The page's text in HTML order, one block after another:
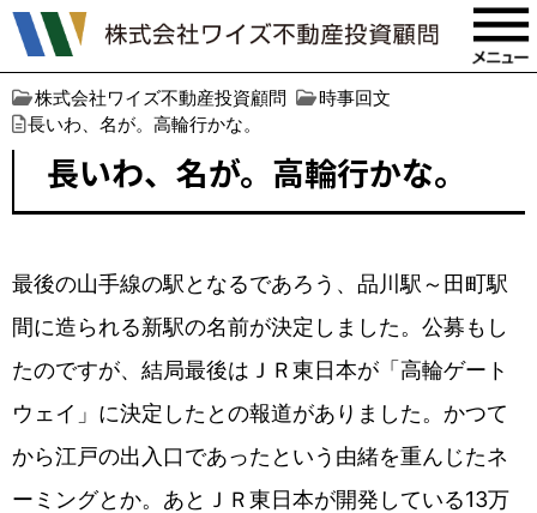
株式会社ワイズ不動産投資顧問
時事回文
長いわ、名が。高輪行かな。
長いわ、名が。高輪行かな。
最後の山手線の駅となるであろう、品川駅～田町駅
間に造られる新駅の名前が決定しました。公募もし
たのですが、結局最後はＪＲ東日本が「高輪ゲート
ウェイ」に決定したとの報道がありました。かつて
から江戸の出入口であったという由緒を重んじたネ
ーミングとか。あとＪＲ東日本が開発している13万